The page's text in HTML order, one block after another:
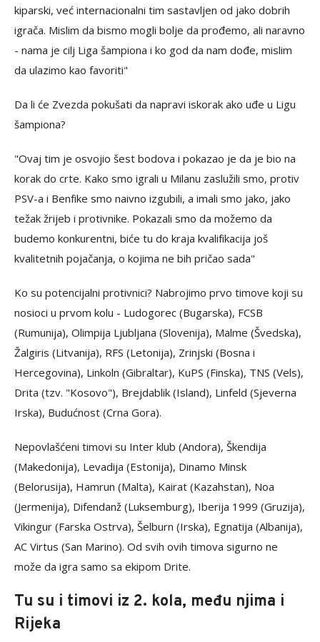
kiparski, već internacionalni tim sastavljen od jako dobrih
igrača. Mislim da bismo mogli bolje da prođemo, ali naravno
- nama je cilj Liga šampiona i ko god da nam dođe, mislim
da ulazimo kao favoriti"
Da li će Zvezda pokušati da napravi iskorak ako uđe u Ligu
šampiona?
"Ovaj tim je osvojio šest bodova i pokazao je da je bio na
korak do crte. Kako smo igrali u Milanu zaslužili smo, protiv
PSV-a i Benfike smo naivno izgubili, a imali smo jako, jako
težak žrijeb i protivnike. Pokazali smo da možemo da
budemo konkurentni, biće tu do kraja kvalifikacija još
kvalitetnih pojačanja, o kojima ne bih pričao sada"
Ko su potencijalni protivnici? Nabrojimo prvo timove koji su
nosioci u prvom kolu - Ludogorec (Bugarska), FCSB
(Rumunija), Olimpija Ljubljana (Slovenija), Malme (Švedska),
Žalgiris (Litvanija), RFS (Letonija), Zrinjski (Bosna i
Hercegovina), Linkoln (Gibraltar), KuPS (Finska), TNS (Vels),
Drita (tzv. "Kosovo"), Brejdablik (Island), Linfeld (Sjeverna
Irska), Budućnost (Crna Gora).
Nepovlašćeni timovi su Inter klub (Andora), Škendija
(Makedonija), Levadija (Estonija), Dinamo Minsk
(Belorusija), Hamrun (Malta), Kairat (Kazahstan), Noa
(Jermenija), Difendanž (Luksemburg), Iberija 1999 (Gruzija),
Vikingur (Farska Ostrva), Šelburn (Irska), Egnatija (Albanija),
AC Virtus (San Marino). Od svih ovih timova sigurno ne
može da igra samo sa ekipom Drite.
Tu su i timovi iz 2. kola, među njima i
Rijeka